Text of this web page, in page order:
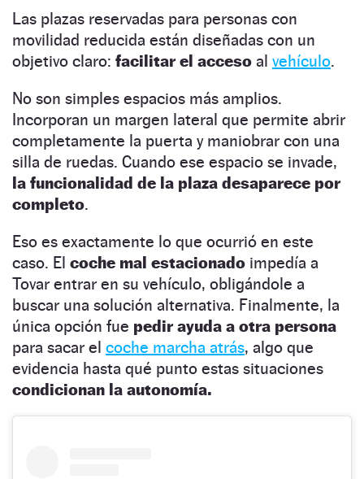
Las plazas reservadas para personas con
movilidad reducida están diseñadas con un
objetivo claro: facilitar el acceso al vehículo.
No son simples espacios más amplios.
Incorporan un margen lateral que permite abrir
completamente la puerta y maniobrar con una
silla de ruedas. Cuando ese espacio se invade,
la funcionalidad de la plaza desaparece por
completo.
Eso es exactamente lo que ocurrió en este
caso. El coche mal estacionado impedía a
Tovar entrar en su vehículo, obligándole a
buscar una solución alternativa. Finalmente, la
única opción fue pedir ayuda a otra persona
para sacar el coche marcha atrás, algo que
evidencia hasta qué punto estas situaciones
condicionan la autonomía.